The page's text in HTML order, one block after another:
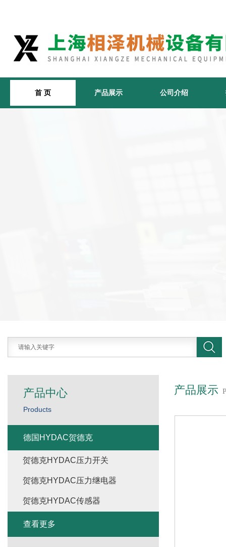
首 页 产品展示 公司介绍
产品展示
产品中心
Products
德国HYDAC贺德克
贺德克HYDAC压力开关
贺德克HYDAC压力继电器
贺德克HYDAC传感器
查看更多